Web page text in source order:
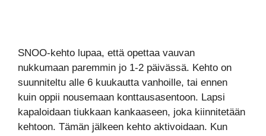
SNOO-kehto lupaa, että opettaa vauvan
nukkumaan paremmin jo 1-2 päivässä. Kehto on
suunniteltu alle 6 kuukautta vanhoille, tai ennen
kuin oppii nousemaan konttausasentoon. Lapsi
kapaloidaan tiukkaan kankaaseen, joka kiinnitetään
kehtoon. Tämän jälkeen kehto aktivoidaan. Kun